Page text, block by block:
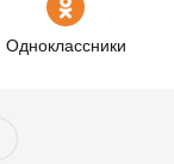
Одноклассники